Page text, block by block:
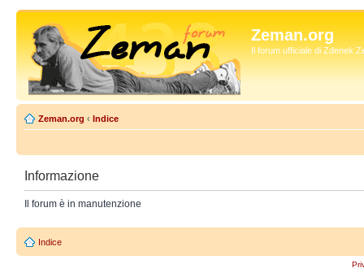
Zeman.org
Il forum ufficiale di Zdenek
Zeman.org ‹ Indice
Informazione
Il forum è in manutenzione
Indice